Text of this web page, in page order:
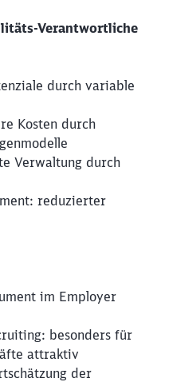
Verantwortliche
durch variable
Kosten durch
Verwaltung durch
reduzierter
im Employer
besonders für
attraktiv
der